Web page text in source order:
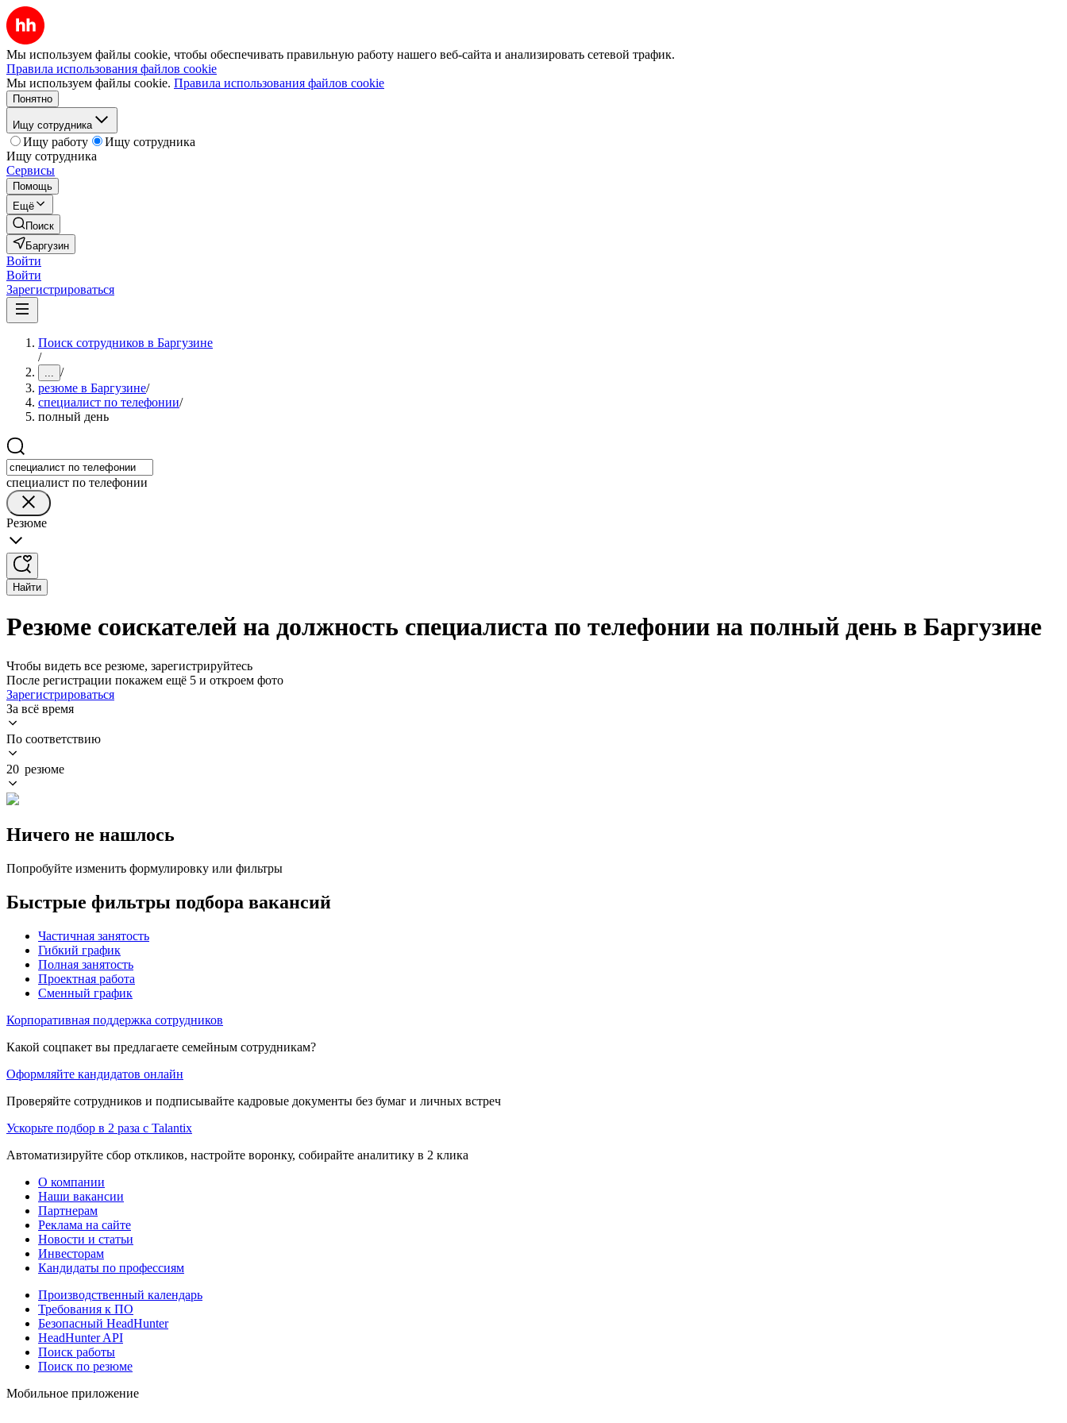
Мы используем файлы cookie, чтобы обеспечивать правильную работу нашего веб-сайта и анализировать сетевой трафик.
Правила использования файлов cookie
Мы используем файлы cookie. Правила использования файлов cookie
Понятно
Ищу сотрудника
Ищу работу
Ищу сотрудника
Ищу сотрудника
Сервисы
Помощь
Ещё
Поиск
Баргузин
Войти
Войти
Зарегистрироваться
Поиск сотрудников в Баргузине
/
... /
резюме в Баргузине/
специалист по телефонии/
полный день
специалист по телефонии
Резюме
Найти
Резюме соискателей на должность специалиста по телефонии на полный день в Баргузине
Чтобы видеть все резюме, зарегистрируйтесь
После регистрации покажем ещё 5 и откроем фото
Зарегистрироваться
За всё время
По соответствию
20 резюме
Ничего не нашлось
Попробуйте изменить формулировку или фильтры
Быстрые фильтры подбора вакансий
Частичная занятость
Гибкий график
Полная занятость
Проектная работа
Сменный график
Корпоративная поддержка сотрудников
Какой соцпакет вы предлагаете семейным сотрудникам?
Оформляйте кандидатов онлайн
Проверяйте сотрудников и подписывайте кадровые документы без бумаг и личных встреч
Ускорьте подбор в 2 раза с Talantix
Автоматизируйте сбор откликов, настройте воронку, собирайте аналитику в 2 клика
О компании
Наши вакансии
Партнерам
Реклама на сайте
Новости и статьи
Инвесторам
Кандидаты по профессиям
Производственный календарь
Требования к ПО
Безопасный HeadHunter
HeadHunter API
Поиск работы
Поиск по резюме
Мобильное приложение